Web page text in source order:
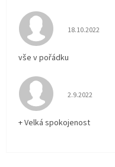
Hodnocení
18.10.2022
vše v pořádku
Hodnocení
2.9.2022
+ Velká spokojenost